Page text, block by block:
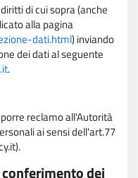
di cui sopra (anche
alla pagina
dati.html) inviando
dei dati al seguente
.
reclamo all'Autorità
ai sensi dell'art.77
dei